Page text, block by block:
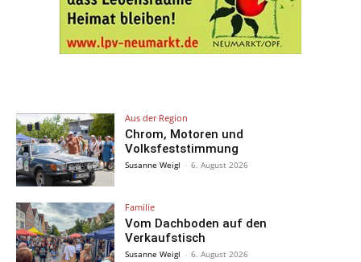
Aus der Region
Chrom, Motoren und
Volksfeststimmung
Susanne Weigl - 6. August 2026
Familie
Vom Dachboden auf den
Verkaufstisch
Susanne Weigl - 6. August 2026